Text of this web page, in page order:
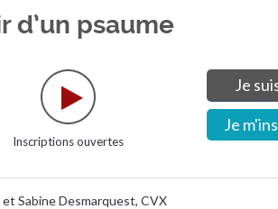
d’un psaume
Inscriptions ouvertes
Je
Je
Sabine Desmarquest, CVX